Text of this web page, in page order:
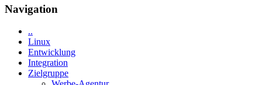
Navigation
..
Linux
Entwicklung
Integration
Zielgruppe